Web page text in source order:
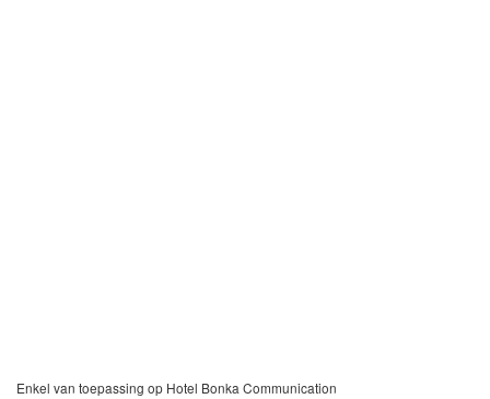
Enkel van toepassing op Hotel Bonka Communication